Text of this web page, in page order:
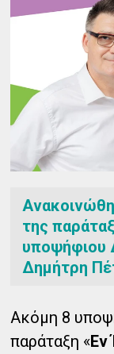
της
υποψήφιου
Δημήτρη
Ακόμη 8
παράταξη «Εν